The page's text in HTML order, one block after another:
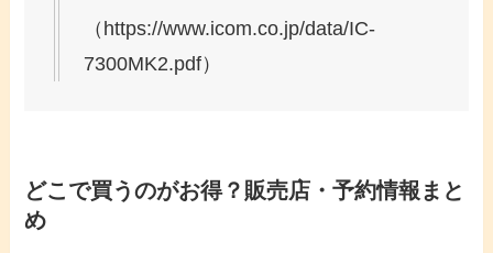
（https://www.icom.co.jp/data/IC-
7300MK2.pdf）
どこで買うのがお得？販売店・予約情報まと
め